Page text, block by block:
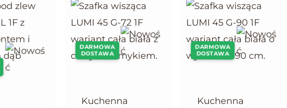
DARMOWA
DOSTAWA
Kuchenna
DARMOWA
DOSTAWA
Kuchenna